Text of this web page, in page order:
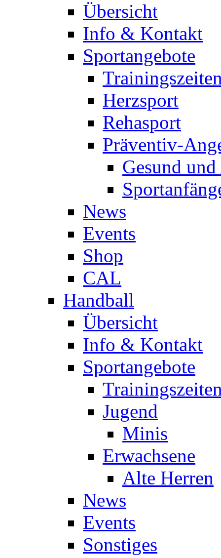
Übersicht
Info & Kontakt
Sportangebote
Herzsport
Rehasport
Präventiv-
Gesund
News
Events
Shop
CAL
Handball
Übersicht
Info & Kontakt
Sportangebote
Jugend
Minis
Erwachsene
Alte Herren
News
Events
Sonstiges